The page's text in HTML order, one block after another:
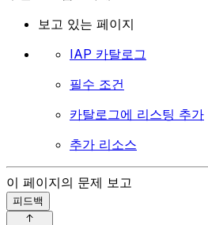
보고 있는 페이지
IAP 카탈로그
필수 조건
카탈로그에 리스팅 추가
추가 리소스
이 페이지의 문제 보고
피드백